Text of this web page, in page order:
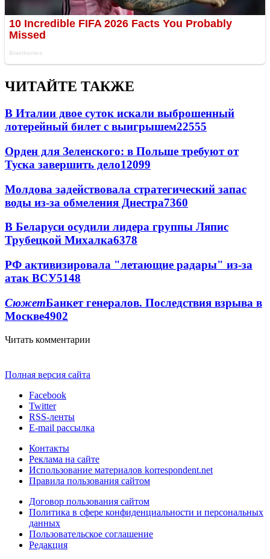
ЧИТАЙТЕ ТАКЖЕ
В Италии двое суток искали выброшенный
лотерейный билет с выигрышем22555
Орден для Зеленского: в Польше требуют от
Туска завершить дело12099
Молдова задействовала стратегический запас
воды из-за обмеления Днестра7360
В Беларуси осудили лидера группы Ляпис
Трубецкой Михалка6378
РФ активизировала "летающие радары" из-за
атак ВСУ5148
СюжетБанкет генералов. Последствия взрыва в
Москве4902
Читать комментарии
Полная версия сайта
Facebook
Twitter
RSS-ленты
E-mail рассылка
Контакты
Реклама на сайте
Использование материалов korrespondent.net
Правила пользования сайтом
Договор пользования сайтом
Политика в сфере конфиденциальности и персональных
данных
Пользовательское соглашение
Редакция